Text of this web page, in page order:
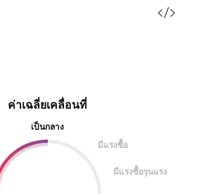
ค่าเฉลี่ยเคลื่อนที่
เป็นกลาง
มีแรงซื้อ
มีแรงซื้อรุนแรง